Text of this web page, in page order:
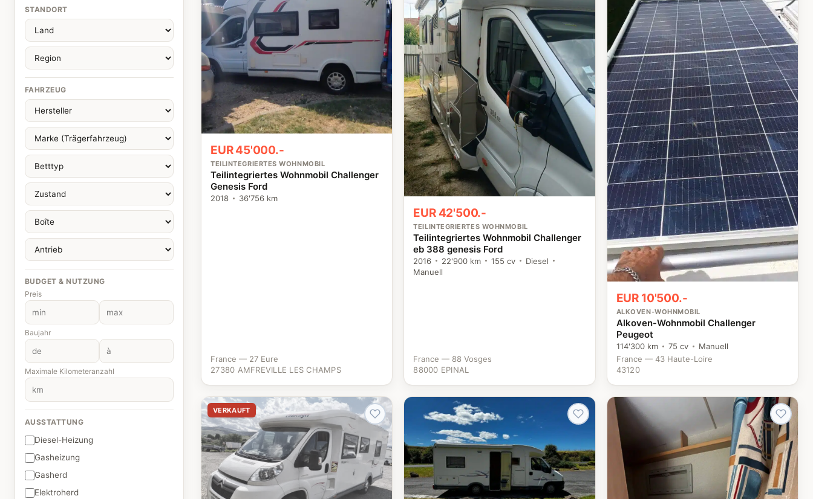
STANDORT
FAHRZEUG
BUDGET & NUTZUNG
Preis
Baujahr
Maximale Kilometeranzahl
AUSSTATTUNG
Diesel-Heizung
Gasheizung
Gasherd
Elektroherd
EUR 45'000.-
TEILINTEGRIERTES WOHNMOBIL
Teilintegriertes Wohnmobil Challenger
Genesis Ford
2018 36'756 km
France — 27 Eure
27380 AMFREVILLE LES CHAMPS
EUR 42'500.-
TEILINTEGRIERTES WOHNMOBIL
Teilintegriertes Wohnmobil Challenger
eb 388 genesis Ford
2016 22'900 km 155 cv
Diesel
Manuell
France — 88 Vosges
88000 EPINAL
EUR 10'500.-
ALKOVEN-WOHNMOBIL
Alkoven-Wohnmobil Challenger
Peugeot
114'300 km 75 cv
Manuell
France — 43 Haute-Loire
43120
VERKAUFT